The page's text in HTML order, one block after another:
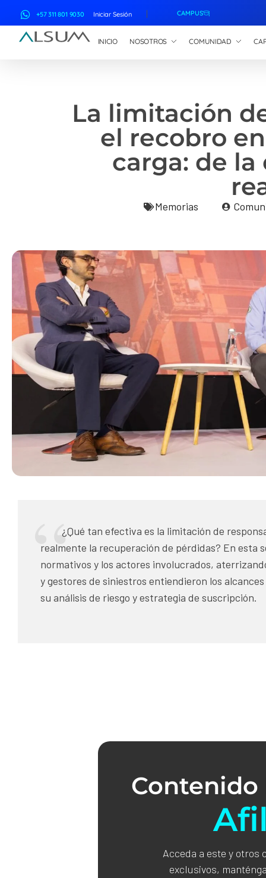
+57 311 801 9030 Iniciar Sesión CAMPUS
INICIO NOSOTROS COMUNIDAD
La limitación
el recobro
carga: de la
Memorias
¿Qué tan efectiva es la limitación de
realmente la recuperación de pérdidas? En esta
normativos y los actores involucrados,
y gestores de siniestros entiendieron los
su análisis de riesgo y estrategia de suscripción.
Contenido
Acceda a este y otros
exclusivos,